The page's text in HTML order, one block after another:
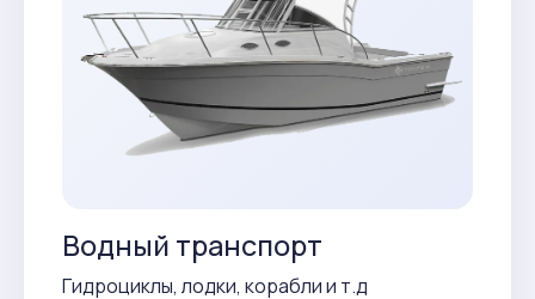
Водный транспорт
Гидроциклы, лодки, корабли и т.д